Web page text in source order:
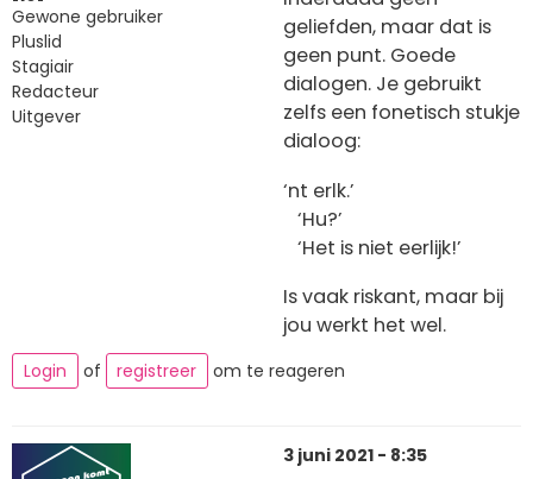
Gewone gebruiker
Pluslid
Stagiair
Redacteur
Uitgever
geliefden, maar dat is
geen punt. Goede
dialogen. Je gebruikt
zelfs een fonetisch stukje
dialoog:
‘nt erlk.’
‘Hu?’
‘Het is niet eerlijk!’
Is vaak riskant, maar bij
jou werkt het wel.
Login of registreer om te reageren
3 juni 2021 - 8:35